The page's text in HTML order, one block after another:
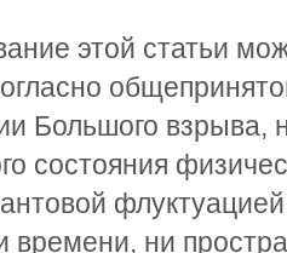
статьи может
Большого взрыва,
состояния
времени, ни